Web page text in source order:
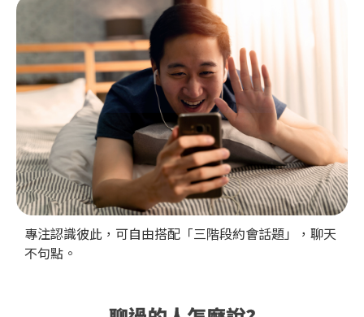
專注認識彼此，可自由搭配「三階段約會話題」，聊天
不句點。